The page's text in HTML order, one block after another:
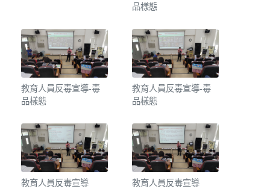
品樣態
教育人員反毒宣導-毒
品樣態
教育人員反毒宣導-毒
品樣態
教育人員反毒宣導 教育人員反毒宣導